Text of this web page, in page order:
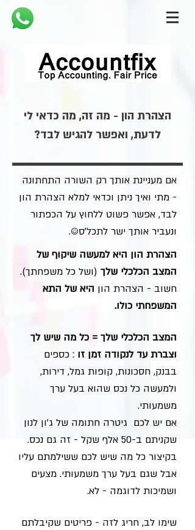
הצהרת הון - מה זה, מה כדאי לי
לדעת, ואפשר להגיש לבד?
אם מעניינת אותך רק השורה התחתונה
- מתי ואיך ניתן וכדאי למלא הצהרת הון
לבד, אפשר פשוט ללחוץ על הכפתור
ונעביר אותך ישר לתכל'ס☺️.
הצהרת הון היא למעשה שיקוף של
המצב הכלכלי שלך (ושל כל משפחתך).
חשוב - הצהרת הון היא של התא
המשפחתי כולו.
המצב הכלכלי שלך = כל מה שיש לך
וצברת עד לנקודה זמן זו : כספים
בבנק, חסכונות, קופות גמל, דירות,
ולמעשה כל נכס שהוא בעל ערך
משמעותי.
אם יש לכם גיטרה חתומה של ג'ון לנון
שקניתם ב-50 אלף שקל - זה גם נכס.
בקיצור כל מה שיש לכם ששילמתם עליו
אבל שגם בעל ערך משמעותי. מצעים
ושמיכות לדוגמה - לא.
שימו לב, חריג לזה - פריטים שקיבלתם